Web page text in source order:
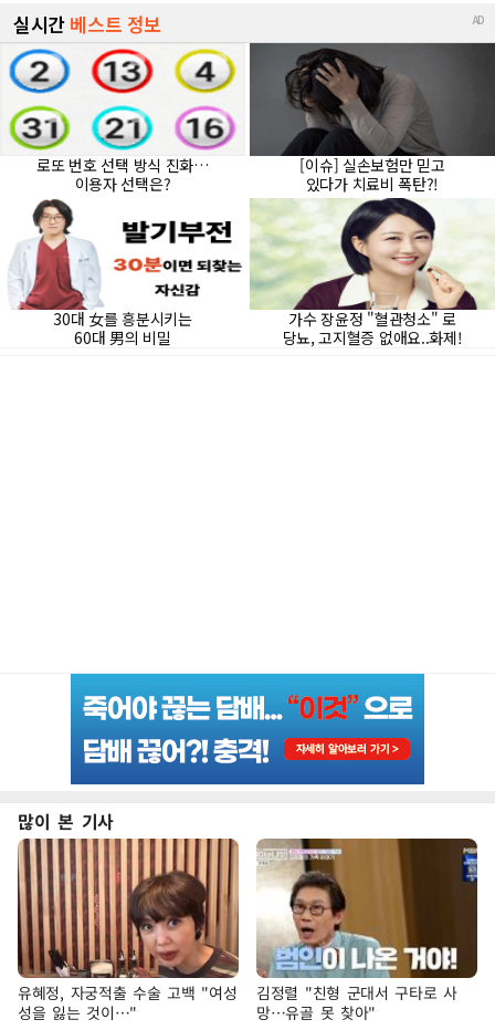
많이 본 기사
유혜정, 자궁적출 수술 고백 "여성
성을 잃는 것이…"
김정렬 "친형 군대서 구타로 사
망…유골 못 찾아"